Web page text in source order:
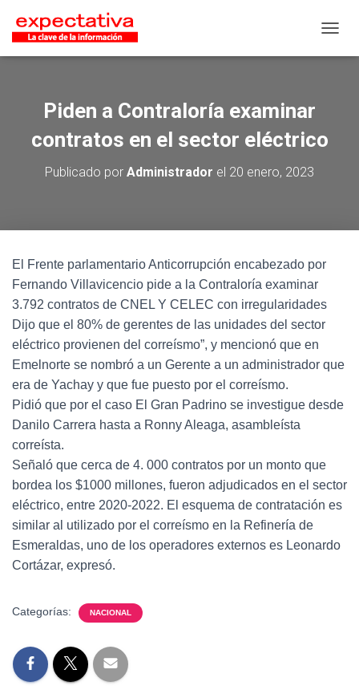
Piden a Contraloría examinar
contratos en el sector eléctrico
Publicado por Administrador el 20 enero, 2023
El Frente parlamentario Anticorrupción encabezado por
Fernando Villavicencio pide a la Contraloría examinar
3.792 contratos de CNEL Y CELEC con irregularidades
Dijo que el 80% de gerentes de las unidades del sector
eléctrico provienen del correísmo”, y mencionó que en
Emelnorte se nombró a un Gerente a un administrador que
era de Yachay y que fue puesto por el correísmo.
Pidió que por el caso El Gran Padrino se investigue desde
Danilo Carrera hasta a Ronny Aleaga, asambleísta
correísta.
Señaló que cerca de 4. 000 contratos por un monto que
bordea los $1000 millones, fueron adjudicados en el sector
eléctrico, entre 2020-2022. El esquema de contratación es
similar al utilizado por el correísmo en la Refinería de
Esmeraldas, uno de los operadores externos es Leonardo
Cortázar, expresó.
Categorías: NACIONAL